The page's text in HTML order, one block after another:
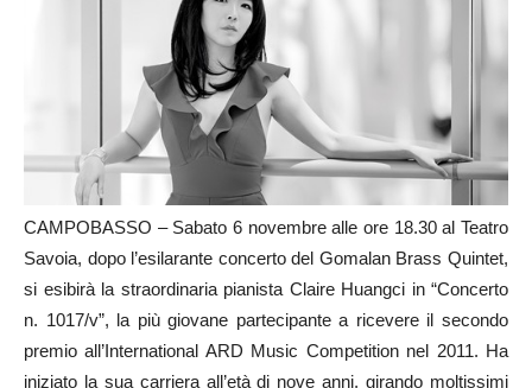
CAMPOBASSO – Sabato 6 novembre alle ore 18.30 al Teatro
Savoia, dopo l’esilarante concerto del Gomalan Brass Quintet,
si esibirà la straordinaria pianista Claire Huangci in “Concerto
n. 1017/v”, la più giovane partecipante a ricevere il secondo
premio all’International ARD Music Competition nel 2011. Ha
iniziato la sua carriera all’età di nove anni, girando moltissimi